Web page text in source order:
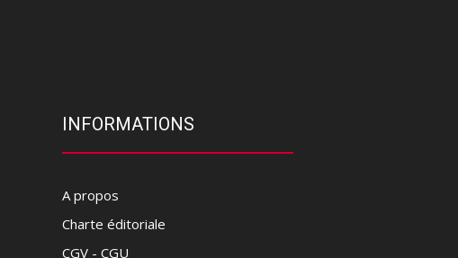
INFORMATIONS
A propos
Charte éditoriale
CGV - CGU